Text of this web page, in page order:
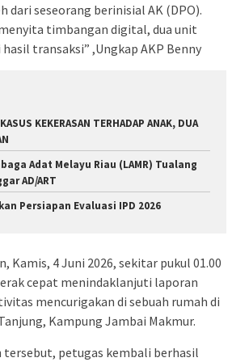
dari seseorang berinisial AK (DPO).
timbangan digital, dua unit
transaksi” ,Ungkap AKP Benny
KEKERASAN TERHADAP ANAK, DUA
Adat Melayu Riau (LAMR) Tualang
AD/ART
Persiapan Evaluasi IPD 2026
Kamis, 4 Juni 2026, sekitar pukul 01.00
cepat menindaklanjuti laporan
mencurigakan di sebuah rumah di
Kampung Jambai Makmur.
tersebut, petugas kembali berhasil